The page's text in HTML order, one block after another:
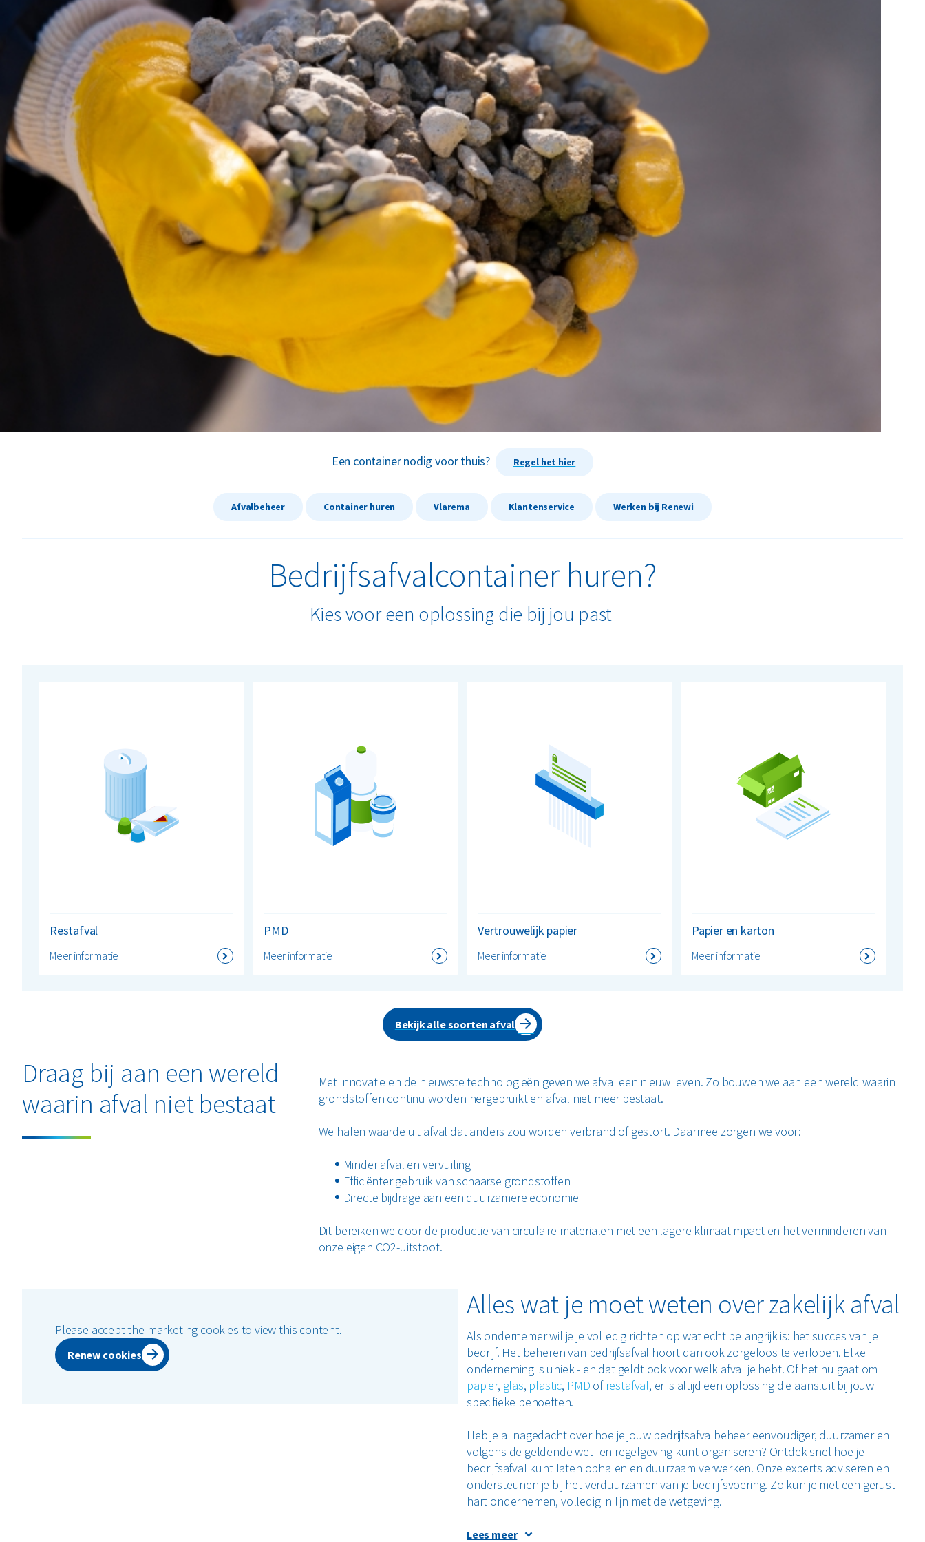
Een container nodig voor thuis? Regel het hier
Afvalbeheer Container huren Vlarema Klantenservice Werken bij Renewi
Bedrijfsafvalcontainer huren?
Kies voor een oplossing die bij jou past
Restafval
Meer informatie
PMD
Meer informatie
Vertrouwelijk papier
Meer informatie
Papier en karton
Meer informatie
Bekijk alle soorten afval
Draag bij aan een wereld
waarin afval niet bestaat
Met innovatie en de nieuwste technologieën geven we afval een nieuw leven. Zo bouwen we aan een wereld waarin
grondstoffen continu worden hergebruikt en afval niet meer bestaat.
We halen waarde uit afval dat anders zou worden verbrand of gestort. Daarmee zorgen we voor:
Minder afval en vervuiling
Efficiënter gebruik van schaarse grondstoffen
Directe bijdrage aan een duurzamere economie
Dit bereiken we door de productie van circulaire materialen met een lagere klimaatimpact en het verminderen van
onze eigen CO2-uitstoot.
Please accept the marketing cookies to view this content.
Renew cookies
Alles wat je moet weten over zakelijk afval
Als ondernemer wil je je volledig richten op wat echt belangrijk is: het succes van je
bedrijf. Het beheren van bedrijfsafval hoort dan ook zorgeloos te verlopen. Elke
onderneming is uniek - en dat geldt ook voor welk afval je hebt. Of het nu gaat om
papier, glas, plastic, PMD of restafval, er is altijd een oplossing die aansluit bij jouw
specifieke behoeften.
Heb je al nagedacht over hoe je jouw bedrijfsafvalbeheer eenvoudiger, duurzamer en
volgens de geldende wet- en regelgeving kunt organiseren? Ontdek snel hoe je
bedrijfsafval kunt laten ophalen en duurzaam verwerken. Onze experts adviseren en
ondersteunen je bij het verduurzamen van je bedrijfsvoering. Zo kun je met een gerust
hart ondernemen, volledig in lijn met de wetgeving.
Met een bedrijfsafvalcontainer die afgestemd is op jouw wensen, bespaar je tijd en
Lees meer